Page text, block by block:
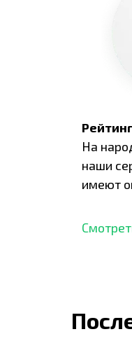
На
наши
имеют
отзывов,